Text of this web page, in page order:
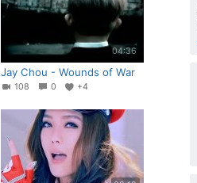
04:36
Jay Chou - Wounds of War
108 0 +4